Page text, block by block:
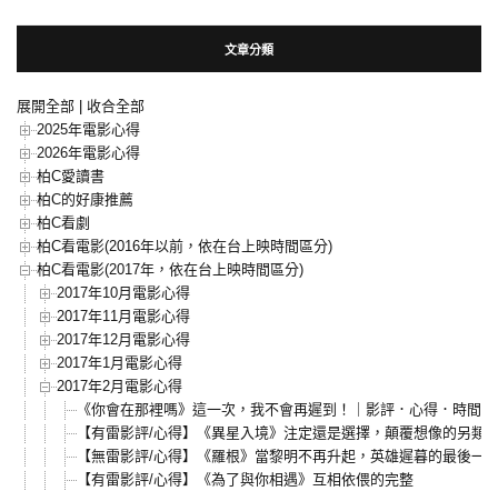
文章分類
展開全部
收合全部
2025年電影心得
2026年電影心得
柏C愛讀書
柏C的好康推薦
柏C看劇
柏C看電影(2016年以前，依在台上映時間區分)
柏C看電影(2017年，依在台上映時間區分)
2017年10月電影心得
2017年11月電影心得
2017年12月電影心得
2017年1月電影心得
2017年2月電影心得
《你會在那裡嗎》這一次，我不會再遲到！｜影評．心得．時間
【有雷影評/心得】《異星入境》注定還是選擇，顛覆想像的另類
【無雷影評/心得】《羅根》當黎明不再升起，英雄遲暮的最後一
【有雷影評/心得】《為了與你相遇》互相依偎的完整